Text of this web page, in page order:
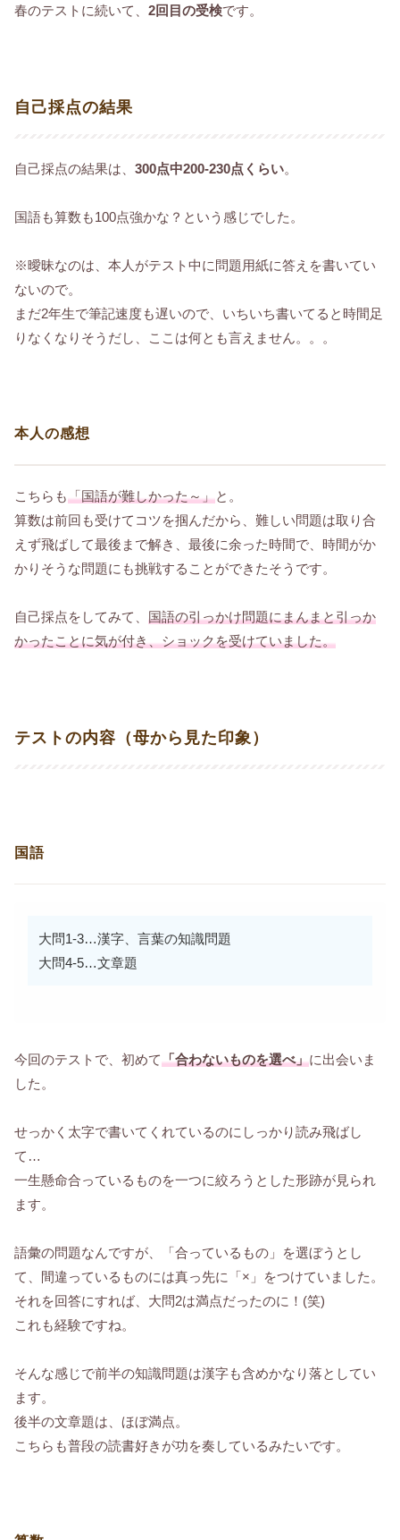
春のテストに続いて、 2回目の受検です。
自己採点の結果
自己採点の結果は、 300点中200-230点くらい。
国語も算数も100点強かな？という感じでした。
※曖昧なのは、本人がテスト中に問題用紙に答えを書いてい
ないので。
まだ2年生で筆記速度も遅いので、いちいち書いてると時間足
りなくなりそうだし、ここは何とも言えません。。。
本人の感想
こちらも「国語が難しかった～」と。
算数は前回も受けてコツを掴んだから、難しい問題は取り合
えず飛ばして最後まで解き、最後に余った時間で、時間がか
かりそうな問題にも挑戦することができたそうです。
自己採点をしてみて、 国語の引っかけ問題にまんまと引っか
かったことに気が付き、ショックを受けていました。
テストの内容（母から見た印象）
国語
大問1-3…漢字、言葉の知識問題
大問4-5…文章題
今回のテストで、初めて「合わないものを選べ」に出会いま
した。
せっかく太字で書いてくれているのにしっかり読み飛ばし
て…
一生懸命合っているものを一つに絞ろうとした形跡が見られ
ます。
語彙の問題なんですが、「合っているもの」を選ぼうとし
て、間違っているものには真っ先に「×」をつけていました。
それを回答にすれば、大問2は満点だったのに！(笑)
これも経験ですね。
そんな感じで前半の知識問題は漢字も含めかなり落としてい
ます。
後半の文章題は、ほぼ満点。
こちらも普段の読書好きが功を奏しているみたいです。